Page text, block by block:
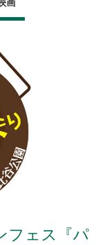
画
フェス『パ